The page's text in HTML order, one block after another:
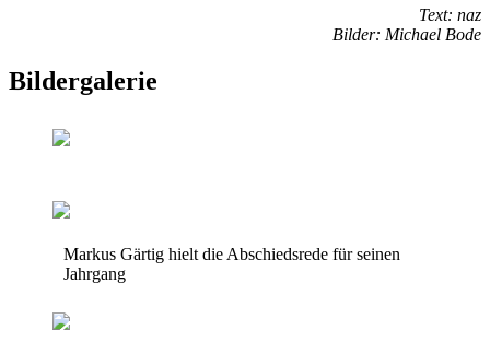
Text: naz
Bilder: Michael Bode
Bildergalerie
Markus Gärtig hielt die Abschiedsrede für seinen
Jahrgang